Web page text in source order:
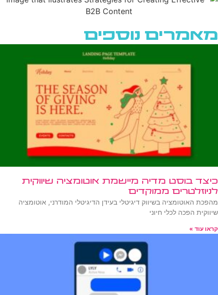
מאמרים נוספים
כיצד בוסט מדיה מיישמת אוטומציה שיווקית
לניוזלטרים ממוקדים
מהפכת האוטומציה בשיווק דיגיטלי בעידן הדיגיטלי המודרני, אוטומציה
שיווקית הפכה לכלי חיוני
קראו עוד »